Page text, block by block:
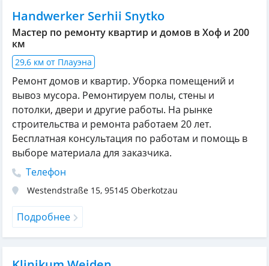
Handwerker Serhii Snytko
Мастер по ремонту квартир и домов в Хоф и 200
км
29,6 км от Плауэна
Ремонт домов и квартир. Уборка помещений и
вывоз мусора. Ремонтируем полы, стены и
потолки, двери и другие работы. На рынке
строительства и ремонта работаем 20 лет.
Бесплатная консультация по работам и помощь в
выборе материала для заказчика.
Телефон
Westendstraße 15, 95145 Oberkotzau
Подробнее